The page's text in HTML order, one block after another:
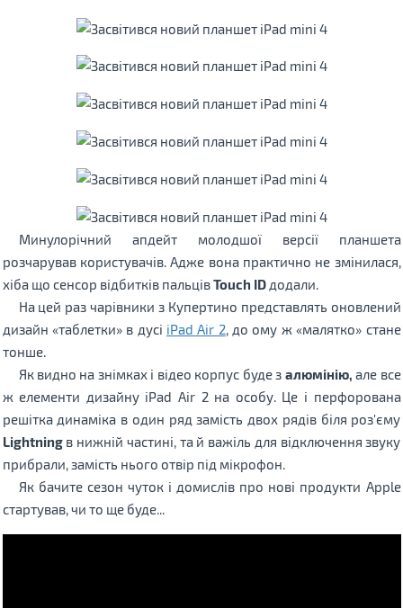
Минулорічний апдейт молодшої версії планшета
розчарував користувачів. Адже вона практично не змінилася,
хіба що сенсор відбитків пальцівTouch IDдодали.
На цей раз чарівники з Купертино представлять оновлений
дизайн «таблетки» в дусі iPad Air 2, до ому ж «малятко» стане
тонше.
Як видно на знімках і відео корпус буде з алюмінію, але все
ж елементи дизайну iPad Air 2 на особу. Це і перфорована
решітка динаміка в один ряд замість двох рядів біля роз'єму
Lightningв нижній частині, та й важіль для відключення звуку
прибрали, замість нього отвір під мікрофон.
Як бачите сезон чуток і домислів про нові продукти Apple
стартував, чи то ще буде...